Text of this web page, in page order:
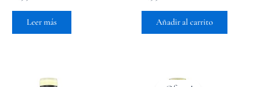
con
5.00
de 5Leer más
con
5.00
de 5Añadir al carrito
precio